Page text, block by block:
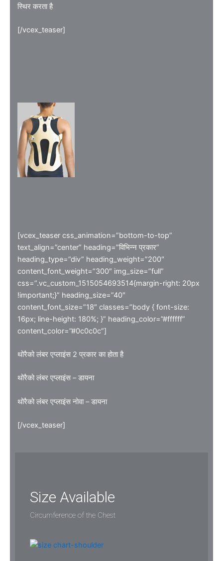
स्थिर करता है
[/vcex_teaser]
[vcex_teaser css_animation=”bottom-to-top”
text_align=”center” heading=”विभिन्न प्रकार”
heading_type=”div” heading_weight=”200″
content_font_weight=”300″ img_size=”full”
css=”.vc_custom_1515054693514{margin-right: 20px
!important;}” heading_size=”40″
content_font_size=”18″ classes=”body { font-size:
16px; line-height: 180%; }” heading_color=”#ffffff”
content_color=”#0c0c0c”]
थोरैको लंबर एप्लाइंस 2 प्रकार का होता है
थोरैको लंबर एप्लाइंस – डायना
थोरैको लंबर एप्लाइंस नोवा – डायना
[/vcex_teaser]
Size Available
Circumference of the Chest